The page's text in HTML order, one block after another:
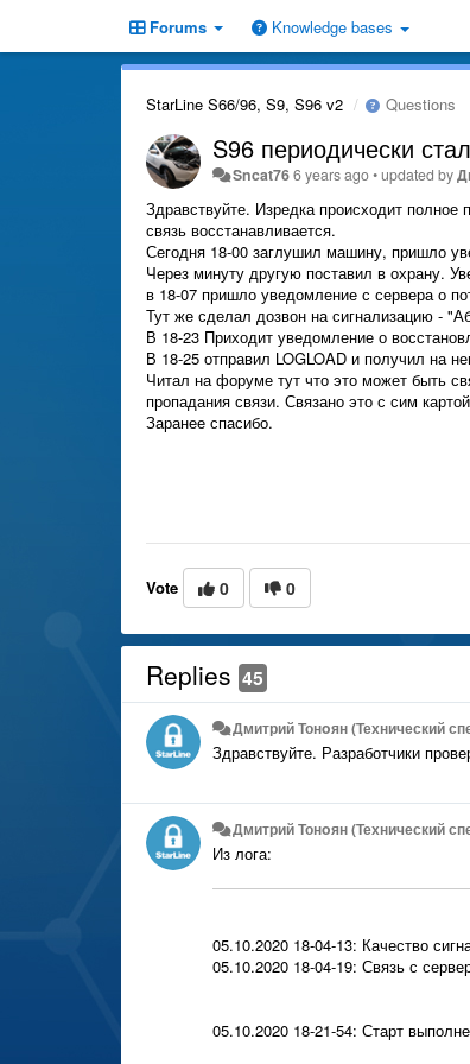
Forums Knowledge bases
StarLine S66/96, S9, S96 v2 Questions
S96 периодически
Sncat766 years ago•updated by
Здравствуйте. Изредка происходит
связь восстанавливается.
Сегодня 18-00 заглушил машину, пришло
Через минуту другую поставил в охрану.
в 18-07 пришло уведомление с сервера о
Тут же сделал дозвон на сигнализацию -
В 18-23 Приходит уведомление о
В 18-25 отправил LOGLOAD и получил на
Читал на форуме тут что это может быть
пропадания связи. Связано это с сим
Заранее спасибо.
Vote 0 0
Replies 45
Дмитрий Тонoян (Технический
Здравствуйте. Разработчики
Дмитрий Тонoян (Технический
Из лога:
05.10.2020 18-04-13: Качество
05.10.2020 18-04-19: Связь с
05.10.2020 18-21-54: Старт